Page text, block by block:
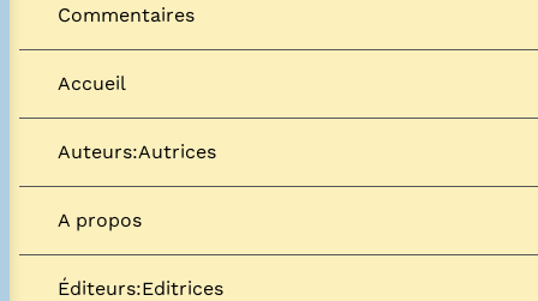
Commentaires
Accueil
Auteurs:Autrices
A propos
Éditeurs:Editrices